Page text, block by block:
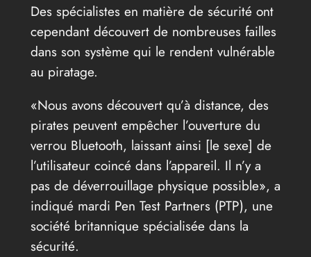
Des spécialistes en matière de sécurité ont
cependant découvert de nombreuses failles
dans son système qui le rendent vulnérable
au piratage.
Nous avons découvert qu’à distance, des
pirates peuvent empêcher l’ouverture du
verrou Bluetooth, laissant ainsi [le sexe] de
l’utilisateur coincé dans l’appareil. Il n’y a
pas de déverrouillage physique possible , a
indiqué mardi Pen Test Partners (PTP), une
société britannique spécialisée dans la
sécurité.